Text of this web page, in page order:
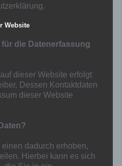
Trainer Marcel Timpanaro
Reserve hingelegt: Nach
zum Saisonauftakt gab es
die Jugendkraftler den
unterlag man mit 0:2 beim VfvB
14 mit 4 Punkten, und stehen
die zwar punktgleich ist,
beider Mannschaften im
fast ausgeglichen: Aus den
Jugendkraftler drei Siege
sich unentschieden, vier Partien
Website
die Datenerfassung
dieser Website erfolgt
Dessen Kontaktdaten
dieser Website
einen dadurch erhoben,
Hierbei kann es sich